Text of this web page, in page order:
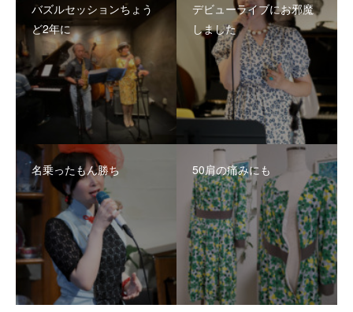
バズルセッションちょう
ど2年に
デビューライブにお邪魔
しました
名乗ったもん勝ち 50肩の痛みにも